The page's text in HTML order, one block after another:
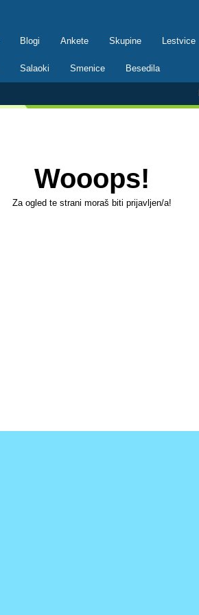
Blogi Ankete Skupine Lestvice
Salaoki Smenice Besedila
Wooops!
Za ogled te strani moraš biti prijavljen/a!